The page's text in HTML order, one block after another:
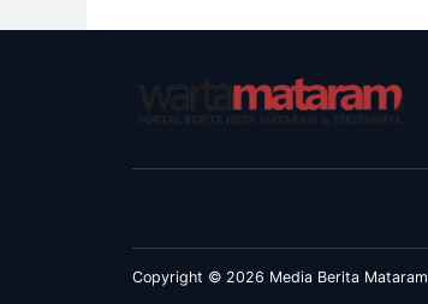
Copyright © 2026 Media Berita